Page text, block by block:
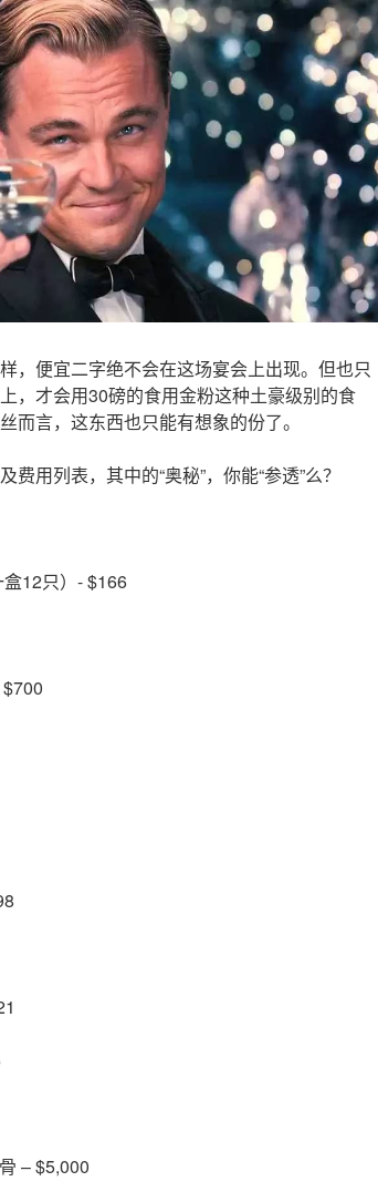
，便宜二字绝不会在这场宴会上出现。但也只
，才会用30磅的食用金粉这种土豪级别的食
而言，这东西也只能有想象的份了。
用列表，其中的“奥秘”，你能“参透”么？
12只）- $166
– $5,000